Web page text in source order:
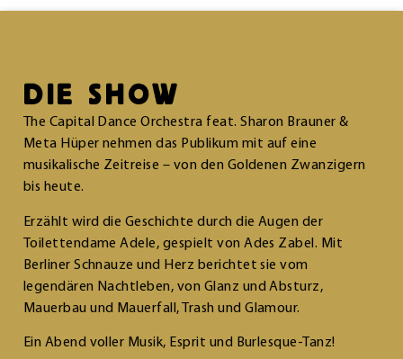
DIE SHOW
The Capital Dance Orchestra feat. Sharon Brauner &
Meta Hüper nehmen das Publikum mit auf eine
musikalische Zeitreise – von den Goldenen Zwanzigern
bis heute.
Erzählt wird die Geschichte durch die Augen der
Toilettendame Adele, gespielt von Ades Zabel. Mit
Berliner Schnauze und Herz berichtet sie vom
legendären Nachtleben, von Glanz und Absturz,
Mauerbau und Mauerfall, Trash und Glamour.
Ein Abend voller Musik, Esprit und Burlesque-Tanz!